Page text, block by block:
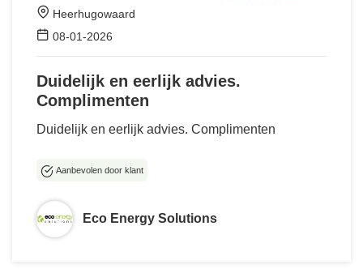
Heerhugowaard
08-01-2026
Duidelijk en eerlijk advies.
Complimenten
Duidelijk en eerlijk advies. Complimenten
Eco Energy Solutions
Aanbevolen door klant